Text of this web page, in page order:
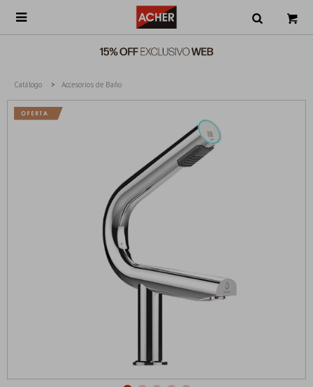

Catálogo Accesorios de Baño